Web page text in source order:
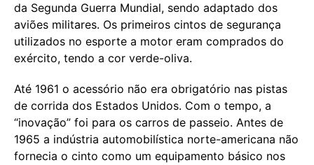
da Segunda Guerra Mundial, sendo adaptado dos
aviões militares. Os primeiros cintos de segurança
utilizados no esporte a motor eram comprados do
exército, tendo a cor verde-oliva.
Até 1961 o acessório não era obrigatório nas pistas
de corrida dos Estados Unidos. Com o tempo, a
“inovação” foi para os carros de passeio. Antes de
1965 a indústria automobilística norte-americana não
fornecia o cinto como um equipamento básico nos